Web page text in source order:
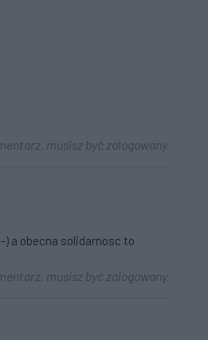
musisz być zalogowany.
) a obecna solidarnosc to
musisz być zalogowany.